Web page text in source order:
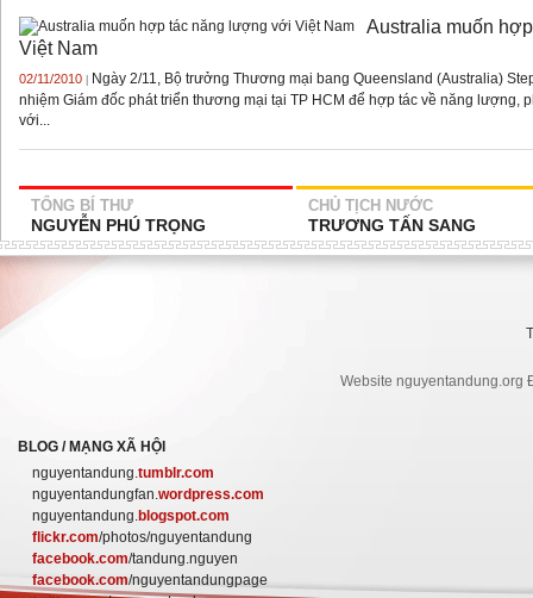
Australia muốn
Việt Nam
02/11/2010
Ngày 2/11, Bộ trưởng Thương mại bang Queensland (Australia)
nhiệm Giám đốc phát triển thương mại tại TP HCM để hợp tác về năng lượng,
với...
TỔNG BÍ THƯ
NGUYỄN PHÚ TRỌNG
CHỦ TỊCH NƯỚC
TRƯƠNG TẤN SANG
Website nguyentandung.org
BLOG / MẠNG XÃ HỘI
nguyentandung.tumblr.com
nguyentandungfan.wordpress.com
nguyentandung.blogspot.com
flickr.com/photos/nguyentandung
facebook.com/tandung.nguyen
facebook.com/nguyentandungpage